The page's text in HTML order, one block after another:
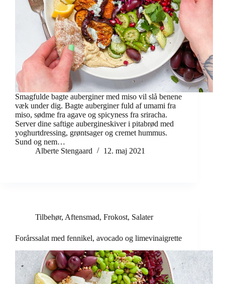
Smagfulde bagte auberginer med miso vil slå benene
væk under dig. Bagte auberginer fuld af umami fra
miso, sødme fra agave og spicyness fra sriracha.
Server dine saftige aubergineskiver i pitabrød med
yoghurtdressing, grøntsager og cremet hummus.
Sund og nem…
Alberte Stengaard
12. maj 2021
Tilbehør, Aftensmad, Frokost, Salater
Forårssalat med fennikel, avocado og limevinaigrette